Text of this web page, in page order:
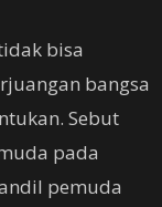
bisa
bangsa
Sebut
pada
pemuda